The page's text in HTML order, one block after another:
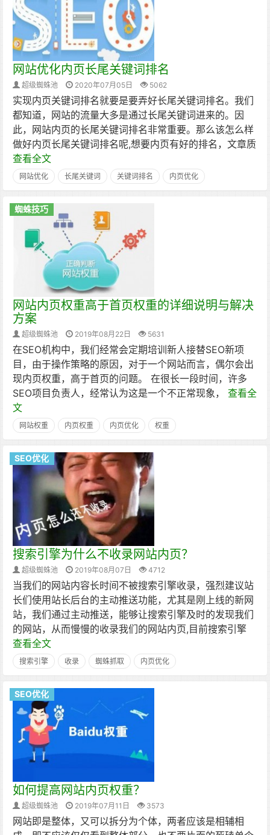
网站优化内页长尾关键词排名
超级蜘蛛池 2020年07月05日 5062
实现内页关键词排名就要是要弄好长尾关键词排名。我们
都知道，网站的流量大多是通过长尾关键词进来的。因
此，网站内页的长尾关键词排名非常重要。那么该怎么样
做好内页长尾关键词排名呢,想要内页有好的排名，文章质
查看全文
网站优化 长尾关键词 关键词排名 内页优化
蜘蛛技巧
网站内页权重高于首页权重的详细说明与解决
方案
超级蜘蛛池 2019年08月22日 5631
在SEO机构中，我们经常会定期培训新人接替SEO新项
目，由于操作策略的原因，对于一个网站而言，偶尔会出
现内页权重，高于首页的问题。 在很长一段时间，许多
SEO项目负责人，经常认为这是一个不正常现象， 查看全
文
网站权重 内页权重 内页优化 权重
SEO优化
搜索引擎为什么不收录网站内页？
超级蜘蛛池 2019年08月07日 4712
当我们的网站内容长时间不被搜索引擎收录，强烈建议站
长们使用站长后台的主动推送功能，尤其是刚上线的新网
站，我们通过主动推送，能够让搜索引擎及时的发现我们
的网站，从而慢慢的收录我们的网站内页,目前搜索引擎
查看全文
搜索引擎 收录 蜘蛛抓取 内页优化
SEO优化
如何提高网站内页权重？
超级蜘蛛池 2019年07月11日 3573
网站即是整体，又可以拆分为个体，两者应该是相辅相